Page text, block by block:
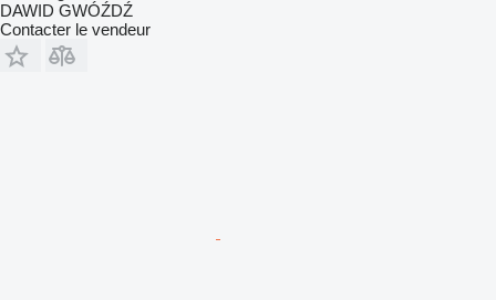
DAWID GWÓŹDŹ
Contacter le vendeur